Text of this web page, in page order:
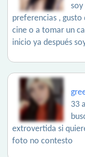
preferencias , gusto
cine o a tomar un
inicio ya después
33
extrovertida si
foto no contesto